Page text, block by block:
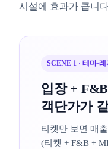
시설에 효과가 큽니
SCENE 1 · 테마·
입장 +
객단가가
티켓만 보면 매
(티켓 + F&B +